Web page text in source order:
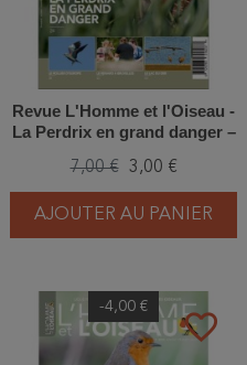
Revue L'Homme et l'Oiseau -
La Perdrix en grand danger –
7,00 € 3,00 €
AJOUTER AU PANIER
favorite_border
-4,00 €